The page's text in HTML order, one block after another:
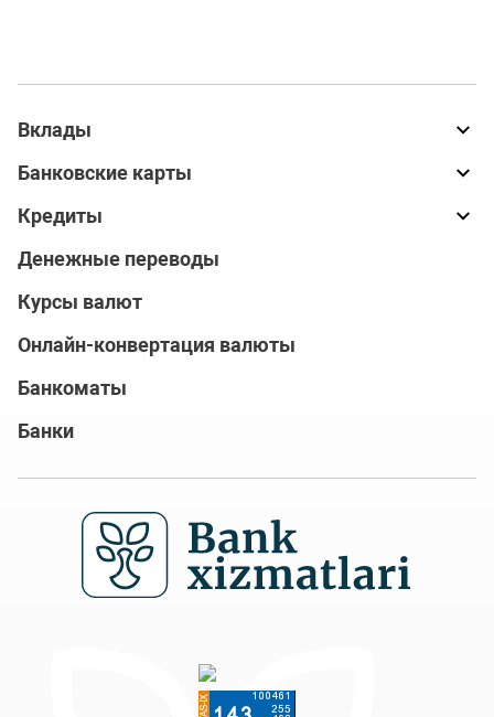
Вклады
Банковские карты
Кредиты
Денежные переводы
Курсы валют
Онлайн-конвертация валюты
Банкоматы
Банки